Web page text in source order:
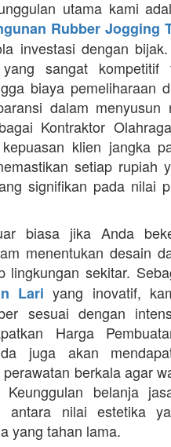
utama kami
Rubber Jogging
investasi dengan
sangat kompetitif
biaya pemeliharaan
dalam
Kontraktor
klien jangka
setiap rupiah
signifikan pada nilai
biasa jika Anda
menentukan desain
lingkungan sekitar.
Lari yang inovatif,
sesuai dengan
Harga
juga akan
berkala agar
Keunggulan belanja
antara nilai estetika
yang tahan lama.